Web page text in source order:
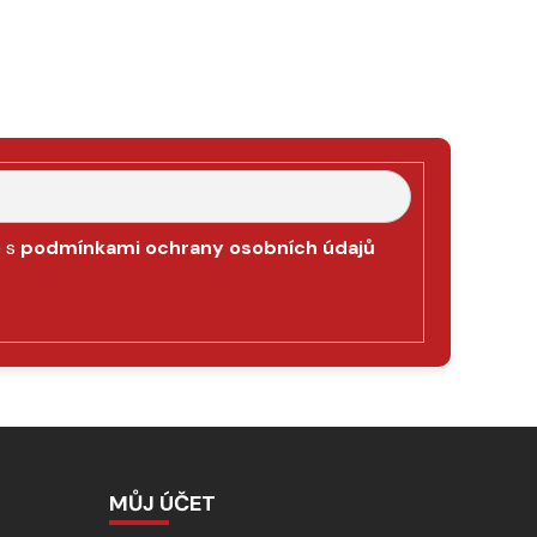
s podmínkami ochrany osobních údajů
MŮJ ÚČET